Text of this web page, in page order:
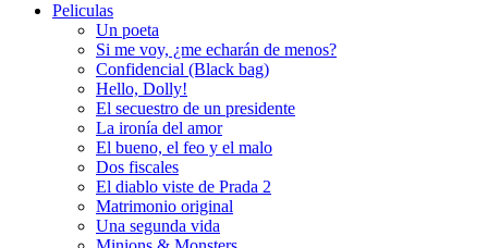
Peliculas
Un poeta
Si me voy, ¿me echarán de menos?
Confidencial (Black bag)
Hello, Dolly!
El secuestro de un presidente
La ironía del amor
El bueno, el feo y el malo
Dos fiscales
El diablo viste de Prada 2
Matrimonio original
Una segunda vida